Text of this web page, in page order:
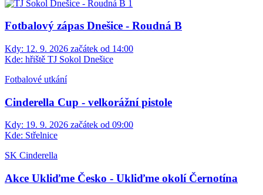
Fotbalový zápas Dnešice - Roudná B
Kdy: 12. 9. 2026 začátek od 14:00
Kde: hřiště TJ Sokol Dnešice
Fotbalové utkání
Cinderella Cup - velkorážní pistole
Kdy: 19. 9. 2026 začátek od 09:00
Kde: Střelnice
SK Cinderella
Akce Ukliďme Česko - Ukliďme okolí Černotína